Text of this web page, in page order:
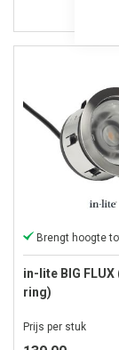
in-lite BIG
ring)
Prijs per stuk